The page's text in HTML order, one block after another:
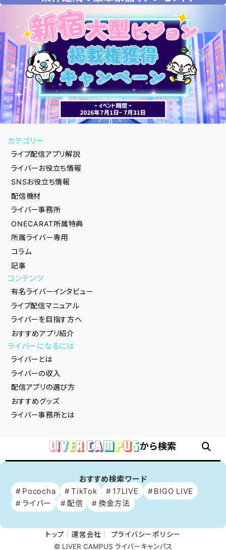
カテゴリー
ライブ配信アプリ解説
ライバーお役立ち情報
SNSお役立ち情報
配信機材
ライバー事務所
ONECARAT所属特典
所属ライバー専用
コラム
記事
コンテンツ
有名ライバーインタビュー
ライブ配信マニュアル
ライバーを目指す方へ
おすすめアプリ紹介
ライバーになるには
ライバーとは
ライバーの収入
配信アプリの選び方
おすすめグッズ
ライバー事務所とは
から検索
おすすめ検索ワード
Pococha
TikTok 17LIVE
BIGO LIVE
ライバー
配信 換金方法
トップ 運営会社
プライバシーポリシー
© LIVER CAMPUS ライバーキャンパス